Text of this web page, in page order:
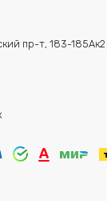
пр-т, 183-185Ак2